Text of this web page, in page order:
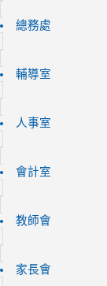
總務處
輔導室
人事室
會計室
教師會
家長會